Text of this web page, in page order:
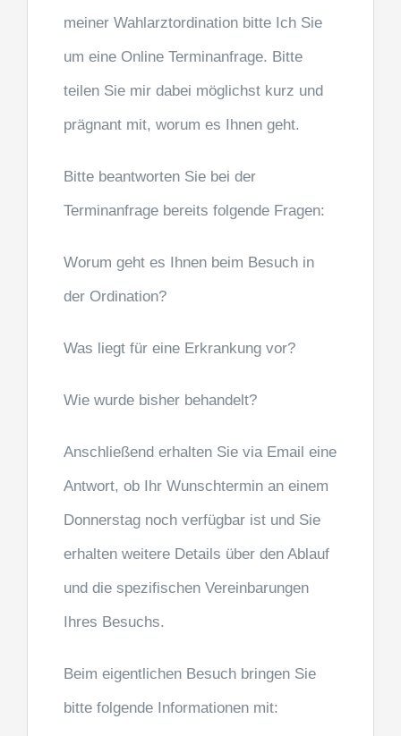
Terminvereinbarung
meiner Wahlarztordination bitte Ich Sie
um eine Online Terminanfrage. Bitte
teilen Sie mir dabei möglichst kurz und
prägnant mit, worum es Ihnen geht.
Bitte beantworten Sie bei der
Terminanfrage bereits folgende Fragen:
Worum geht es Ihnen beim Besuch in
der Ordination?
Was liegt für eine Erkrankung vor?
Wie wurde bisher behandelt?
Anschließend erhalten Sie via Email eine
Antwort, ob Ihr Wunschtermin an einem
Donnerstag noch verfügbar ist und Sie
erhalten weitere Details über den Ablauf
und die spezifischen Vereinbarungen
Ihres Besuchs.
Beim eigentlichen Besuch bringen Sie
bitte folgende Informationen mit: